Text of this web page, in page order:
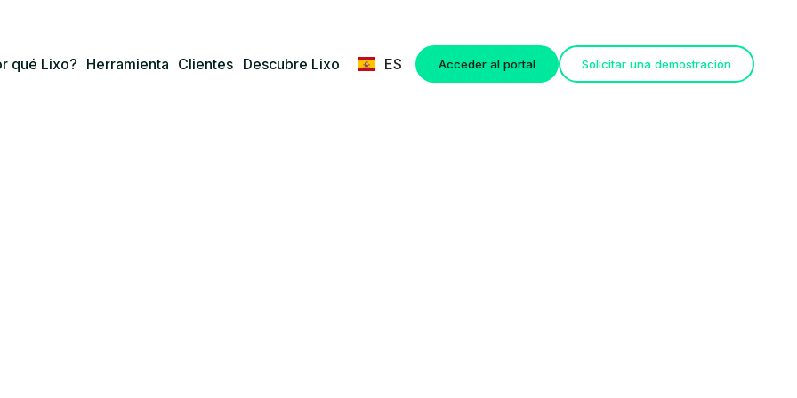
qué Lixo? Herramienta Clientes Descubre Lixo ES Acceder al portal Solicitar una demostración